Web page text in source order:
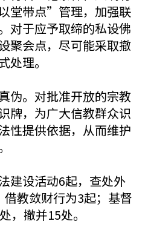
堂带点”管理，加强联
对于应予取缔的私设佛
聚会点，尽可能采取撤
理。
伪。对批准开放的宗教
牌，为广大信教群众识
性提供依据，从而维护
建设活动6起，查处外
教敛财行为3起；基督
，撤并15处。